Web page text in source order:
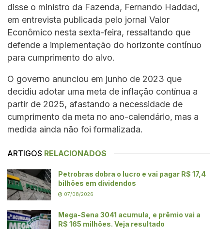
disse o ministro da Fazenda, Fernando Haddad,
em entrevista publicada pelo jornal Valor
Econômico nesta sexta-feira, ressaltando que
defende a implementação do horizonte contínuo
para cumprimento do alvo.
O governo anunciou em junho de 2023 que
decidiu adotar uma meta de inflação contínua a
partir de 2025, afastando a necessidade de
cumprimento da meta no ano-calendário, mas a
medida ainda não foi formalizada.
ARTIGOS RELACIONADOS
Petrobras dobra o lucro e vai pagar R$ 17,4
bilhões em dividendos
07/08/2026
Mega-Sena 3041 acumula, e prêmio vai a
R$ 165 milhões. Veja resultado